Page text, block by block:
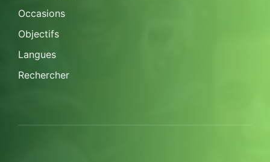
Occasions
Objectifs
Langues
Rechercher